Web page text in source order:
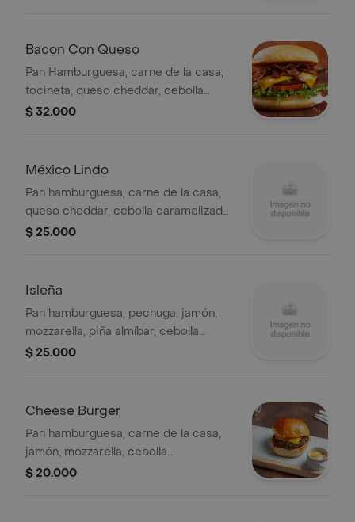
Bacon Con Queso
Pan Hamburguesa, carne de la casa,
tocineta, queso cheddar, cebolla
caramelizada, tomate, tártara.
$ 32.000
México Lindo
Pan hamburguesa, carne de la casa,
queso cheddar, cebolla caramelizada,
nachos, pico e gallo, guacamole, sour
$ 25.000
Isleña
Pan hamburguesa, pechuga, jamón,
mozzarella, piña almíbar, cebolla
caramelizada, tomate, lechuga
$ 25.000
Cheese Burger
Pan hamburguesa, carne de la casa,
jamón, mozzarella, cebolla
caramelizada, tomate, lechuga
$ 20.000